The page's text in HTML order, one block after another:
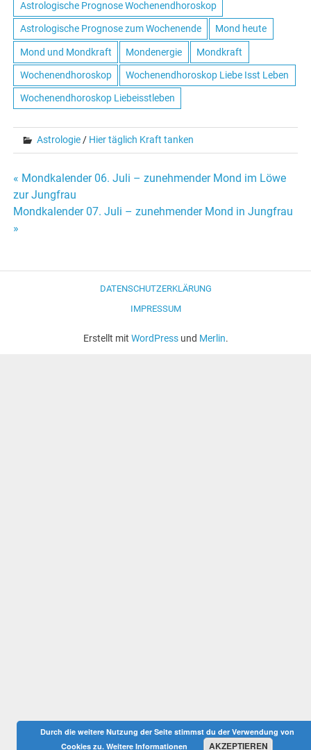
Astrologische Prognose Wochenendhoroskop
Astrologische Prognose zum Wochenende Mond heute
Mond und Mondkraft Mondenergie Mondkraft
Wochenendhoroskop Wochenendhoroskop Liebe Isst Leben
Wochenendhoroskop Liebeisstleben
Astrologie/ Hier täglich Kraft tanken
Beitrags-
Navigation
« Mondkalender 06. Juli – zunehmender Mond im Löwe
zur Jungfrau
Mondkalender 07. Juli – zunehmender Mond in Jungfrau
»
DATENSCHUTZERKLÄRUNG
IMPRESSUM
Erstellt mit WordPressund Merlin.
Durch die weitere Nutzung der Seite stimmst du der Verwendung von
Cookies zu.Weitere Informationen AKZEPTIEREN